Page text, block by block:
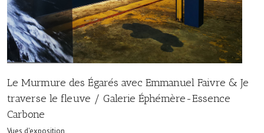
Le Murmure des Égarés avec Emmanuel Faivre & Je
traverse le fleuve / Galerie Éphémère-Essence
Carbone
Vues d'exposition